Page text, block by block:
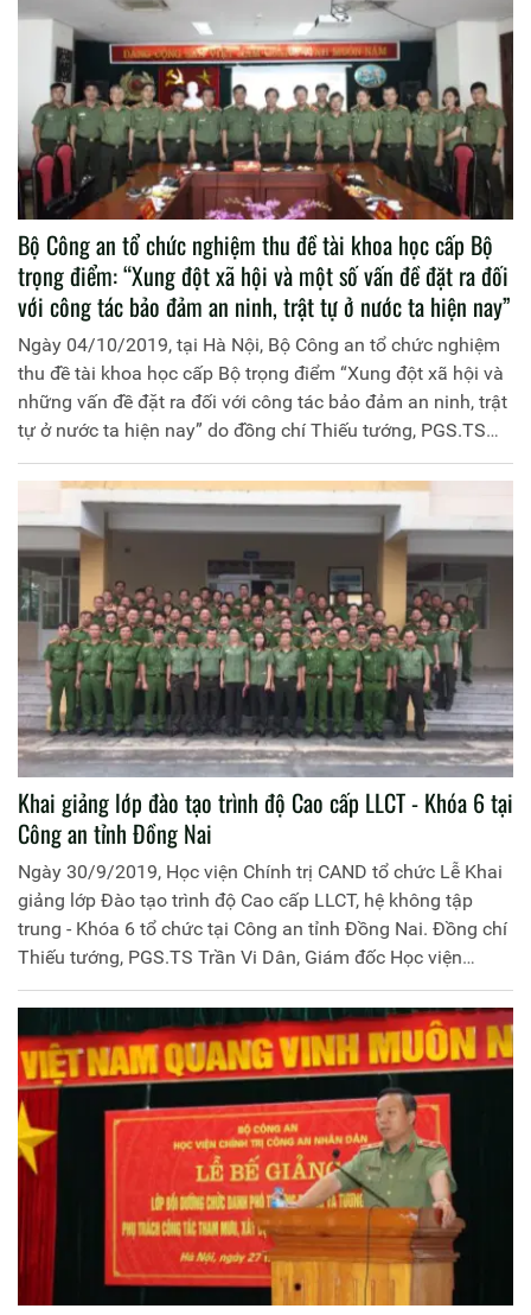
Bộ Công an tổ chức nghiệm thu đề tài khoa học cấp Bộ
trọng điểm: “Xung đột xã hội và một số vấn đề đặt ra đối
với công tác bảo đảm an ninh, trật tự ở nước ta hiện nay”
Ngày 04/10/2019, tại Hà Nội, Bộ Công an tổ chức nghiệm
thu đề tài khoa học cấp Bộ trọng điểm “Xung đột xã hội và
những vấn đề đặt ra đối với công tác bảo đảm an ninh, trật
tự ở nước ta hiện nay” do đồng chí Thiếu tướng, PGS.TS
Trần Vi Dân, Giám đốc Học viện Chính trị Công an nhân
dân làm Chủ nhiệm.
Khai giảng lớp đào tạo trình độ Cao cấp LLCT - Khóa 6 tại
Công an tỉnh Đồng Nai
Ngày 30/9/2019, Học viện Chính trị CAND tổ chức Lễ Khai
giảng lớp Đào tạo trình độ Cao cấp LLCT, hệ không tập
trung - Khóa 6 tổ chức tại Công an tỉnh Đồng Nai. Đồng chí
Thiếu tướng, PGS.TS Trần Vi Dân, Giám đốc Học viện
Chính trị CAND chủ trì buổi Lễ